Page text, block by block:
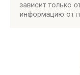
зависит только
информацию от